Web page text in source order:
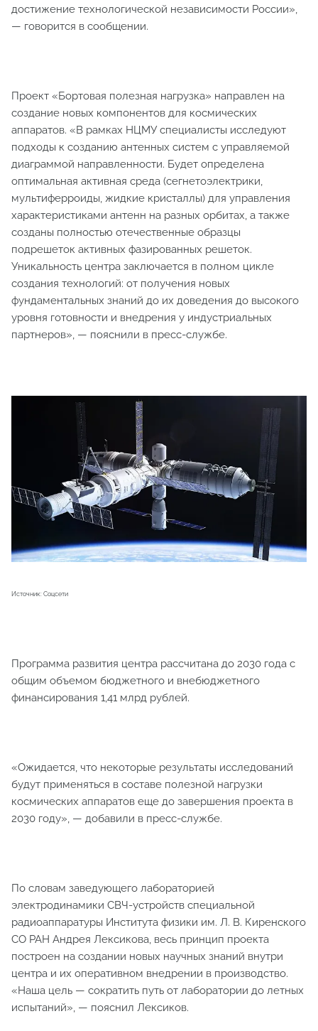
достижение технологической независимости России»,
— говорится в сообщении.
Проект «Бортовая полезная нагрузка» направлен на
создание новых компонентов для космических
аппаратов. «В рамках НЦМУ специалисты исследуют
подходы к созданию антенных систем с управляемой
диаграммой направленности. Будет определена
оптимальная активная среда (сегнетоэлектрики,
мультиферроиды, жидкие кристаллы) для управления
характеристиками антенн на разных орбитах, а также
созданы полностью отечественные образцы
подрешеток активных фазированных решеток.
Уникальность центра заключается в полном цикле
создания технологий: от получения новых
фундаментальных знаний до их доведения до высокого
уровня готовности и внедрения у индустриальных
партнеров», — пояснили в пресс-службе.
Источник: Соцсети
Программа развития центра рассчитана до 2030 года с
общим объемом бюджетного и внебюджетного
финансирования 1,41 млрд рублей.
«Ожидается, что некоторые результаты исследований
будут применяться в составе полезной нагрузки
космических аппаратов еще до завершения проекта в
2030 году», — добавили в пресс-службе.
По словам заведующего лабораторией
электродинамики СВЧ-устройств специальной
радиоаппаратуры Института физики им. Л. В. Киренского
СО РАН Андрея Лексикова, весь принцип проекта
построен на создании новых научных знаний внутри
центра и их оперативном внедрении в производство.
«Наша цель — сократить путь от лаборатории до летных
испытаний», — пояснил Лексиков.